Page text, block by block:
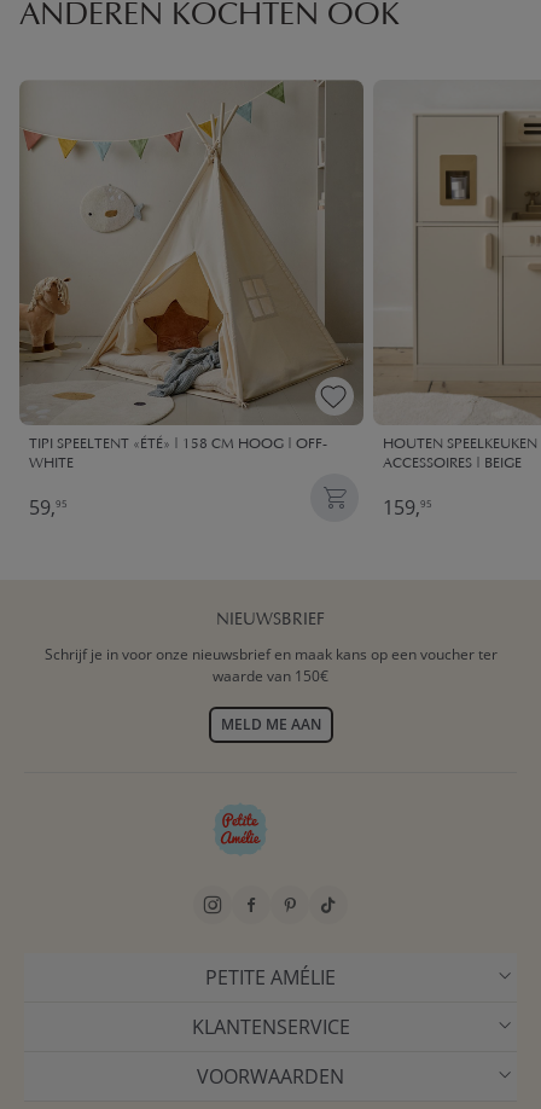
ANDEREN KOCHTEN OOK
TIPI SPEELTENT «ÉTÉ» | 158 CM HOOG | OFF-
WHITE
59,95
HOUTEN
ACCESSOIRES | BEIGE
159,95
NIEUWSBRIEF
Schrijf je in voor onze nieuwsbrief en maak kans op een voucher ter
waarde van 150€
MELD ME AAN
PETITE AMÉLIE
KLANTENSERVICE
VOORWAARDEN